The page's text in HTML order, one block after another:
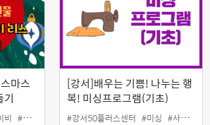
마스
기
비 #아이비리스화분 #크리스마스 #토닥토닥
[강서]배우는 기쁨! 나누는 행
복! 미싱프로그램(기초)
#강서50플러스센터 #미싱 #사회공헌